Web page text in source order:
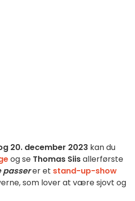
20. december 2023 kan du
og se Thomas Siisallerførste
passerer et stand-up-show
som lover at være sjovt og